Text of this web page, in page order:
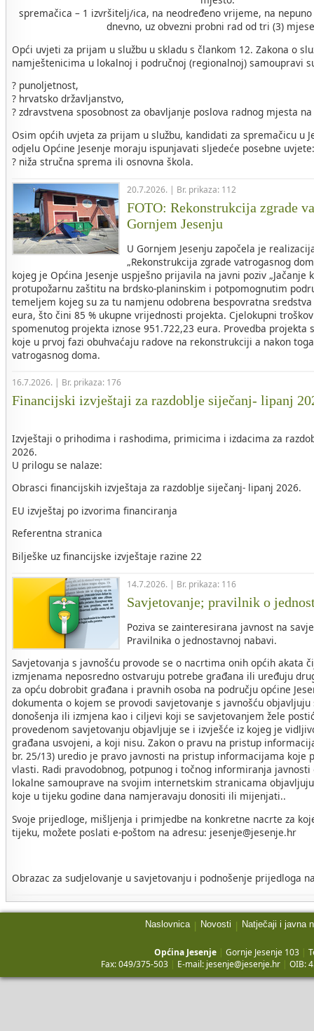
spremačica – 1 izvršitelj/ica, na neodređeno vrijeme, na
dnevno, uz obvezni probni rad od tri (3)
Opći uvjeti za prijam u službu u skladu s člankom 12. Zakona o
namještenicima u lokalnoj i područnoj (regionalnoj) samoupravi
? punoljetnost,
? hrvatsko državljanstvo,
? zdravstvena sposobnost za obavljanje poslova radnog mjesta
Osim općih uvjeta za prijam u službu, kandidati za spremačicu u
odjelu Općine Jesenje moraju ispunjavati sljedeće posebne uvjete:
? niža stručna sprema ili osnovna škola.
20.7.2026. | Br. prikaza: 112
FOTO: Rekonstrukcija zgrade
Gornjem Jesenju
U Gornjem Jesenju započela je
„Rekonstrukcija zgrade vatrogasnog
kojeg je Općina Jesenje uspješno prijavila na javni poziv „Jačanje
protupožarnu zaštitu na brdsko-planinskim i potpomognutim
temeljem kojeg su za tu namjenu odobrena bespovratna
eura, što čini 85 % ukupne vrijednosti projekta. Cjelokupni
spomenutog projekta iznose 951.722,23 eura. Provedba projekta
koje u prvoj fazi obuhvaćaju radove na rekonstrukciji a nakon
vatrogasnog doma.
16.7.2026. | Br. prikaza: 176
Financijski izvještaji za razdoblje siječanj- lipanj
Izvještaji o prihodima i rashodima, primicima i izdacima za
2026.
U prilogu se nalaze:
Obrasci financijskih izvještaja za razdoblje siječanj- lipanj 2026.
EU izvještaj po izvorima financiranja
Referentna stranica
Bilješke uz financijske izvještaje razine 22
14.7.2026. | Br. prikaza: 116
Savjetovanje; pravilnik o
Poziva se zainteresirana javnost na
Pravilnika o jednostavnoj nabavi.
Savjetovanja s javnošću provode se o nacrtima onih općih akata
izmjenama neposredno ostvaruju potrebe građana ili uređuju
za opću dobrobit građana i pravnih osoba na području općine
dokumenta o kojem se provodi savjetovanje s javnošću objavljuju
donošenja ili izmjena kao i ciljevi koji se savjetovanjem žele
provedenom savjetovanju objavljuje se i izvješće iz kojeg je
građana usvojeni, a koji nisu. Zakon o pravu na pristup
br. 25/13) uredio je pravo javnosti na pristup informacijama koje
vlasti. Radi pravodobnog, potpunog i točnog informiranja
lokalne samouprave na svojim internetskim stranicama
koje u tijeku godine dana namjeravaju donositi ili mijenjati..
Svoje prijedloge, mišljenja i primjedbe na konkretne nacrte za
tijeku, možete poslati e-poštom na adresu: jesenje@jesenje.hr
Obrazac za sudjelovanje u savjetovanju i podnošenje prijedloga
Naslovnica | Novosti | Natječaji i javna
Općina Jesenje | Gornje Jesenje 103 |
Fax: 049/375-503 | E-mail: jesenje@jesenje.hr | OIB: